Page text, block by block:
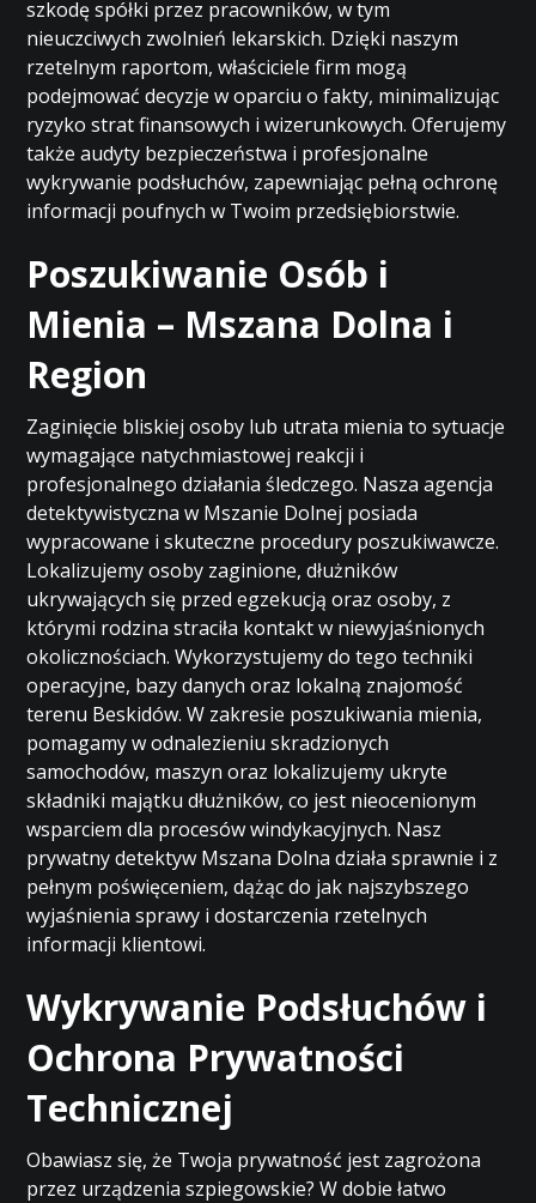
szkodę spółki przez pracowników, w tym
nieuczciwych zwolnień lekarskich. Dzięki naszym
rzetelnym raportom, właściciele firm mogą
podejmować decyzje w oparciu o fakty, minimalizując
ryzyko strat finansowych i wizerunkowych. Oferujemy
także audyty bezpieczeństwa i profesjonalne
wykrywanie podsłuchów, zapewniając pełną ochronę
informacji poufnych w Twoim przedsiębiorstwie.
Poszukiwanie Osób i
Mienia – Mszana Dolna i
Region
Zaginięcie bliskiej osoby lub utrata mienia to sytuacje
wymagające natychmiastowej reakcji i
profesjonalnego działania śledczego. Nasza agencja
detektywistyczna w Mszanie Dolnej posiada
wypracowane i skuteczne procedury poszukiwawcze.
Lokalizujemy osoby zaginione, dłużników
ukrywających się przed egzekucją oraz osoby, z
którymi rodzina straciła kontakt w niewyjaśnionych
okolicznościach. Wykorzystujemy do tego techniki
operacyjne, bazy danych oraz lokalną znajomość
terenu Beskidów. W zakresie poszukiwania mienia,
pomagamy w odnalezieniu skradzionych
samochodów, maszyn oraz lokalizujemy ukryte
składniki majątku dłużników, co jest nieocenionym
wsparciem dla procesów windykacyjnych. Nasz
prywatny detektyw Mszana Dolna działa sprawnie i z
pełnym poświęceniem, dążąc do jak najszybszego
wyjaśnienia sprawy i dostarczenia rzetelnych
informacji klientowi.
Wykrywanie Podsłuchów i
Ochrona Prywatności
Technicznej
Obawiasz się, że Twoja prywatność jest zagrożona
przez urządzenia szpiegowskie? W dobie łatwo